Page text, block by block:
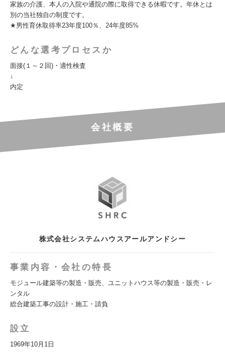
家族の介護、本人の入院や通院の際に取得できる休暇です。年休とは
別の当社独自の制度です。
★男性育休取得率23年度100％、24年度85%
どんな選考プロセスか
面接(１～２回)・適性検査
↓
内定
会社概要
株式会社システムハウスアールアンドシー
事業内容・会社の特長
モジュール建築等の製造・販売、ユニットハウス等の製造・販売・レ
ンタル
総合建築工事の設計・施工・請負
設立
1969年10月1日